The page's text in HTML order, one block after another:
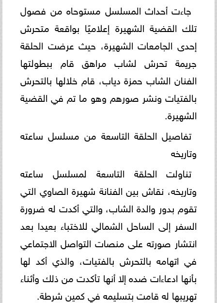
جاءت أحداث المسلسل مستوحاه من فصول
تلك القضية الشهيرة إعلاميًا بواقعة متحرش
إحدى الجامعات الشهيرة، حيث عرضت الحلقة
جريمة تحرش لشاب مراهق قام ببطولتها
الفنان الشاب حمزة دياب، قام خلالها بالتحرش
بالفتيات ونشر صورهم وهو ما تم في القضية
الشهيرة.
تفاصيل الحلقة التاسعة من مسلسل ساعته
وتاريخه
تناولت الحلقة التاسعة لمسلسل ساعته
وتاريخه، نقاش بين الفنانة شهيرة الصاوي التي
تقوم بدور والدة الشاب، والتي أكدت له ضرورة
السفر إلى الساحل الشمالي للاختباء بعيدا بعد
انتشار صورته على منصات التواصل الاجتماعي
في اتهامه بالتحرش بالفتيات، والذي أكد لها
بأنها ادعاءات ضده إلا أنها تأكدت من ذلك وأثناء
تهريبها له قامت بتسليمه في كمين شرطة.